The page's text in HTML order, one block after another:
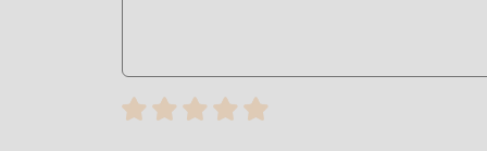
Simplemente haz clic en el botón de descarga
la versión de mod gratuita Vampirio